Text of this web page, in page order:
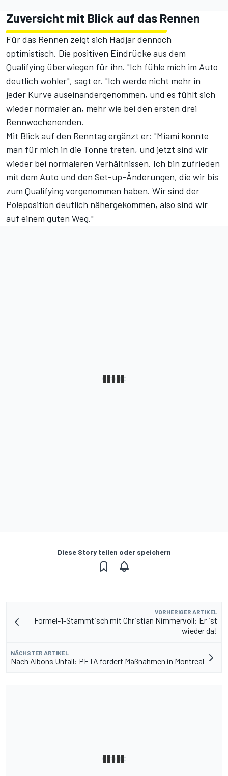
Zuversicht mit Blick auf das Rennen
Für das Rennen zeigt sich Hadjar dennoch
optimistisch. Die positiven Eindrücke aus dem
Qualifying überwiegen für ihn. "Ich fühle mich im Auto
deutlich wohler", sagt er. "Ich werde nicht mehr in
jeder Kurve auseinandergenommen, und es fühlt sich
wieder normaler an, mehr wie bei den ersten drei
Rennwochenenden.
Mit Blick auf den Renntag ergänzt er: "Miami konnte
man für mich in die Tonne treten, und jetzt sind wir
wieder bei normaleren Verhältnissen. Ich bin zufrieden
mit dem Auto und den Set-up-Änderungen, die wir bis
zum Qualifying vorgenommen haben. Wir sind der
Poleposition deutlich nähergekommen, also sind wir
auf einem guten Weg."
Diese Story teilen oder speichern
VORHERIGER ARTIKEL
Formel-1-Stammtisch mit Christian Nimmervoll: Er ist
wieder da!
NÄCHSTER ARTIKEL
Nach Albons Unfall: PETA fordert Maßnahmen in Montreal